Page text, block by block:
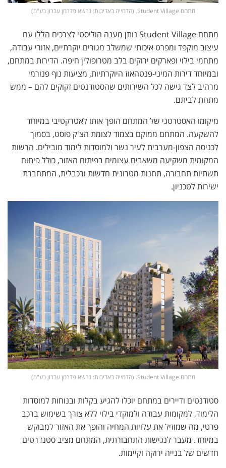
מתחם Student Village. (הדמייה באדיבות: נרשא פדרמן עברון בע"מ)
מתחם Student Village נותן מענה הוליסטי לצרכים הללו עם
עיצוב מוקפד ומפרט איכותי שמשלב מגורים יוקרתיים, אזורי עבודה,
מתחמי בילוי ופארקים ירוקים בלב מטרופולין חיפה. הדירות במתחם,
ובמיוחד דירות המיני-פנטהאוז היוקרתיות, מציעות נוף פנורמי
מרהיב לצד גישה לכל השירותים שהסטודנטים זקוקים להם – ממש
מתחת לביתם.
מיקומו האסטרטגי של המתחם הופך אותו לאטרקטיבי במיוחד
להשקעה. המתחם ממוקם בצמוד לצומת הצ'ק פוסט, בסמוך
לכניסה הצפון-מערבית לעיר נשר ולמוסדות לימוד מובילים. הרשות
המקומית משקיעה משאבים עצומים בפיתוח האזור, כולל פיתוח
תשתיות תחבורה, תחנות מטרונית חדשות ורכבלית, המתחברת
ישירות לטכניון.
מתחם Student Village. (הדמייה באדיבות: נרשא פדרמן עברון בע"מ)
סטודנטים ודיירים במתחם יוכלו להגיע בקלות ובנוחות למוסדות
הלימוד, למקומות עבודה ולמוקדי בילוי ללא צורך בשימוש ברכב
פרטי, מה שמוזיל את עלויות המחיה והופך את האזור למבוקש
במיוחד. מעבר לנגישות התחבורתית, המתחם מציב סטנדרטים
חדשים של בנייה ירוקה וקיימות.